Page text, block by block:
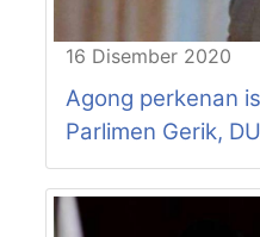
16 Disember 2020
Agong perkenan
Parlimen Gerik,